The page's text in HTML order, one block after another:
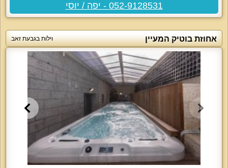
052-9128531 - יפה / יוסי
אחוזת בוטיק המעיין וילות בגבעת זאב